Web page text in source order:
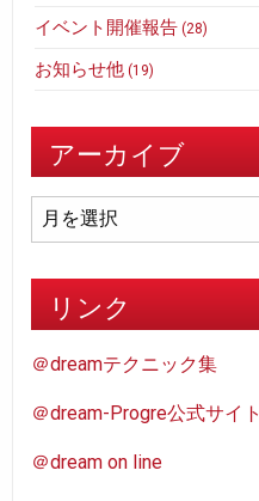
イベント開催報告 (28)
お知らせ他 (19)
アーカイブ
ー
ブ
リンク
＠dreamテクニック集
＠dream-Progre公式サイト
＠dream on line